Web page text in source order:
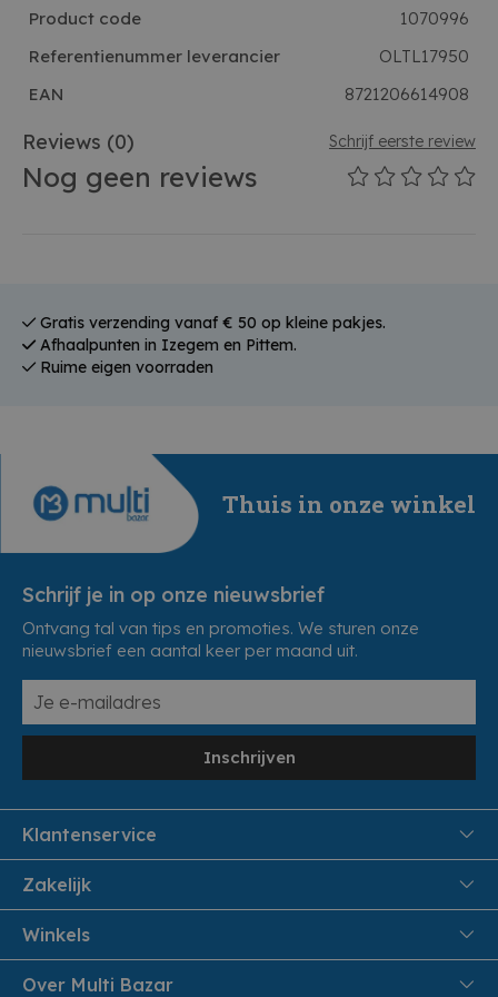
Product code
1070996
Referentienummer leverancier
OLTL17950
EAN
8721206614908
Reviews (0) Schrijf eerste review
Nog geen reviews
Gratis verzending vanaf € 50 op kleine pakjes.
Afhaalpunten in Izegem en Pittem.
Ruime eigen voorraden
Thuis in onze winkel
Schrijf je in op onze nieuwsbrief
Ontvang tal van tips en promoties. We sturen onze
nieuwsbrief een aantal keer per maand uit.
Inschrijven
Klantenservice
FAQ
Veiligheid en Privacy
Leveren aan huis
Zakelijk
Samenwoonactie
B2B
Winkels
Pittem
Over Multi Bazar